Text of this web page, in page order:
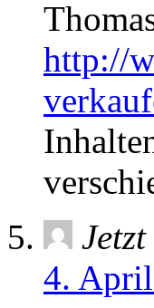
http://
4.